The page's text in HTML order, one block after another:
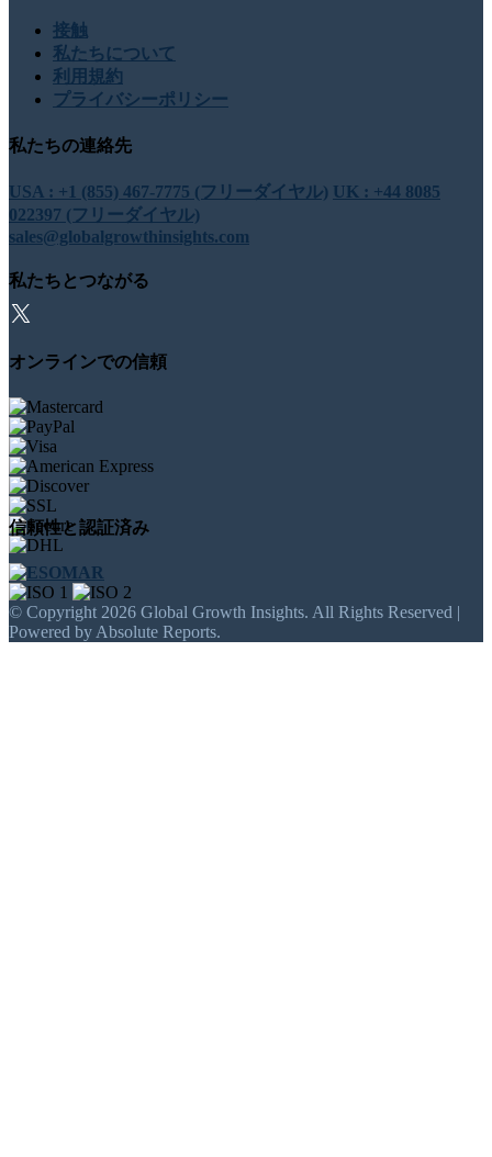
接触
私たちについて
利用規約
プライバシーポリシー
私たちの連絡先
USA : +1 (855) 467-7775 (フリーダイヤル) UK : +44 8085
022397 (フリーダイヤル)
sales@globalgrowthinsights.com
私たちとつながる
オンラインでの信頼
信頼性と認証済み
© Copyright 2026 Global Growth Insights. All Rights Reserved |
Powered by Absolute Reports.